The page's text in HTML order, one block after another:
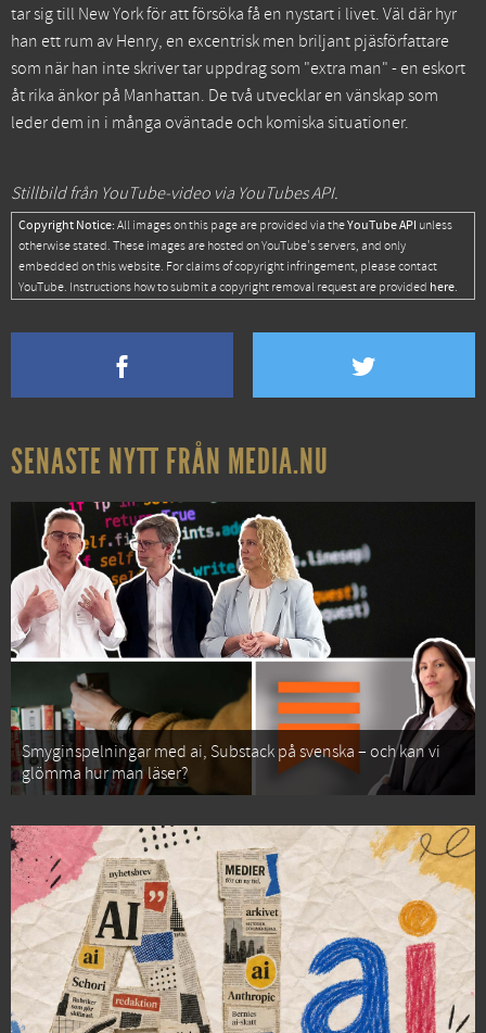
tar sig till New York för att försöka få en nystart i livet. Väl där hyr
han ett rum av Henry, en excentrisk men briljant pjäsförfattare
som när han inte skriver tar uppdrag som "extra man" - en eskort
åt rika änkor på Manhattan. De två utvecklar en vänskap som
leder dem in i många oväntade och komiska situationer.
Stillbild från YouTube-video via YouTubes API.
Copyright Notice: All images on this page are provided via theYouTube API unless
otherwise stated. These images are hosted on YouTube's servers, and only
embedded on this website. For claims of copyright infringement, please contact
YouTube. Instructions how to submit a copyright removal request are provided here.
SENASTE NYTT FRÅN MEDIA.NU
Smyginspelningar med ai, Substack på svenska – och kan vi
glömma hur man läser?